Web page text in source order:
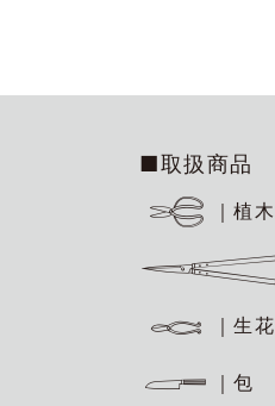
■取扱商品
｜植
｜生
｜包